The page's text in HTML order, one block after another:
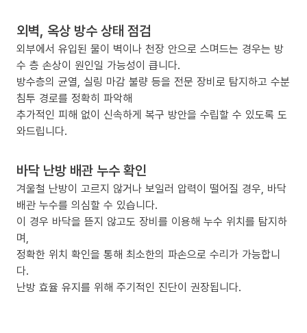
외벽, 옥상 방수 상태 점검
외부에서 유입된 물이 벽이나 천장 안으로 스며드는 경우는 방
수 층 손상이 원인일 가능성이 큽니다.
방수층의 균열, 실링 마감 불량 등을 전문 장비로 탐지하고 수분
침투 경로를 정확히 파악해
추가적인 피해 없이 신속하게 복구 방안을 수립할 수 있도록 도
와드립니다.
바닥 난방 배관 누수 확인
겨울철 난방이 고르지 않거나 보일러 압력이 떨어질 경우, 바닥
배관 누수를 의심할 수 있습니다.
이 경우 바닥을 뜯지 않고도 장비를 이용해 누수 위치를 탐지하
며,
정확한 위치 확인을 통해 최소한의 파손으로 수리가 가능합니
다.
난방 효율 유지를 위해 주기적인 진단이 권장됩니다.